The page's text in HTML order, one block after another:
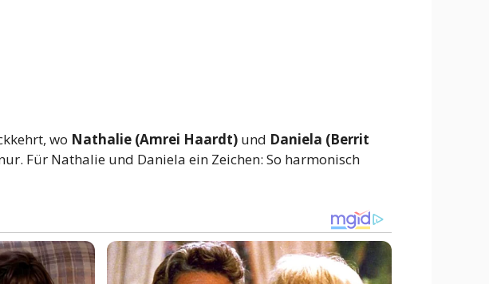
wo Nathalie (Amrei Haardt) und Daniela (Berrit
Für Nathalie und Daniela ein Zeichen: So harmonisch